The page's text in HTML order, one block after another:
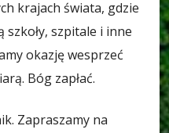
krajach świata, gdzie
szkoły, szpitale i inne
okazję wesprzeć
Bóg zapłać.
Zapraszamy na